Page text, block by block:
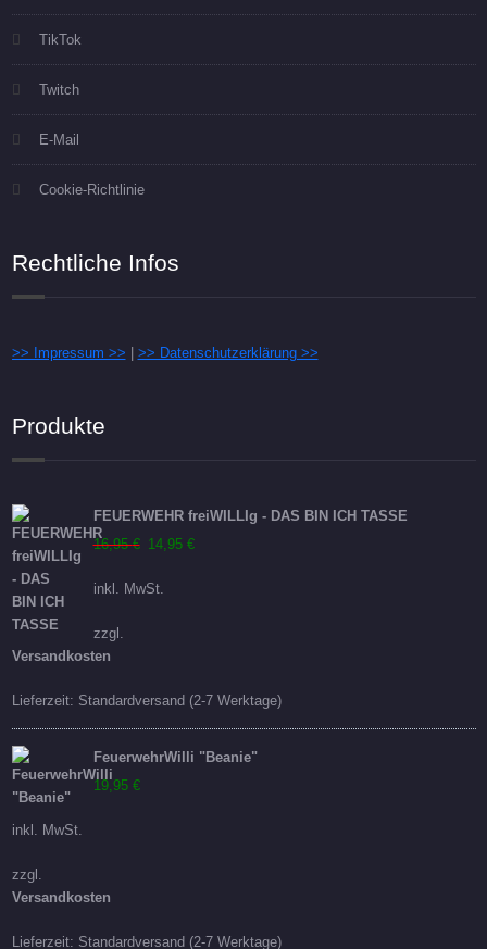
TikTok
Twitch
E-Mail
Cookie-Richtlinie
Rechtliche Infos
>> Impressum >> >> Datenschutzerklärung >>
Produkte
FEUERWEHR freiWILLIg - DAS BIN ICH TASSE
16,95€ Ursprünglicher
war:
14,95 €
inkl. MwSt.
zzgl.
Versandkosten
Lieferzeit: Standardversand (2-7 Werktage)
FeuerwehrWilli "Beanie"
19,95 €
inkl. MwSt.
zzgl.
Versandkosten
Lieferzeit: Standardversand (2-7 Werktage)